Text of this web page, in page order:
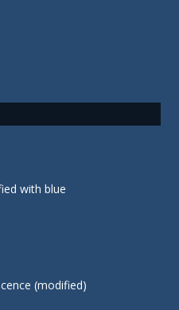
with blue
(modified)